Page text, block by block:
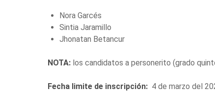
Nora Garcés
Sintia Jaramillo
Jhonatan Betancur
NOTA: los candidatos a personerito (grado
Fecha limite de inscripción: 4 de marzo del